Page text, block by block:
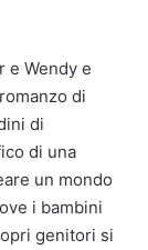
e Wendy e
di
di
di una
un mondo
i bambini
genitori si